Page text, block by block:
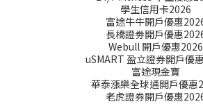
學生信用卡2026
富途牛牛開戶優惠
長橋證劵開戶優惠
Webull 開戶優惠2026
uSMART 盈立證券開戶優
富途現金寶
華泰漲樂全球通開戶優惠
老虎證券開戶優惠